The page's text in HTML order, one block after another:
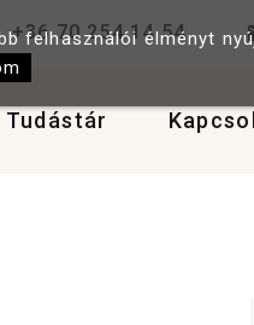
+36 70 254 14 54
Tudástár
felhasználói élményt